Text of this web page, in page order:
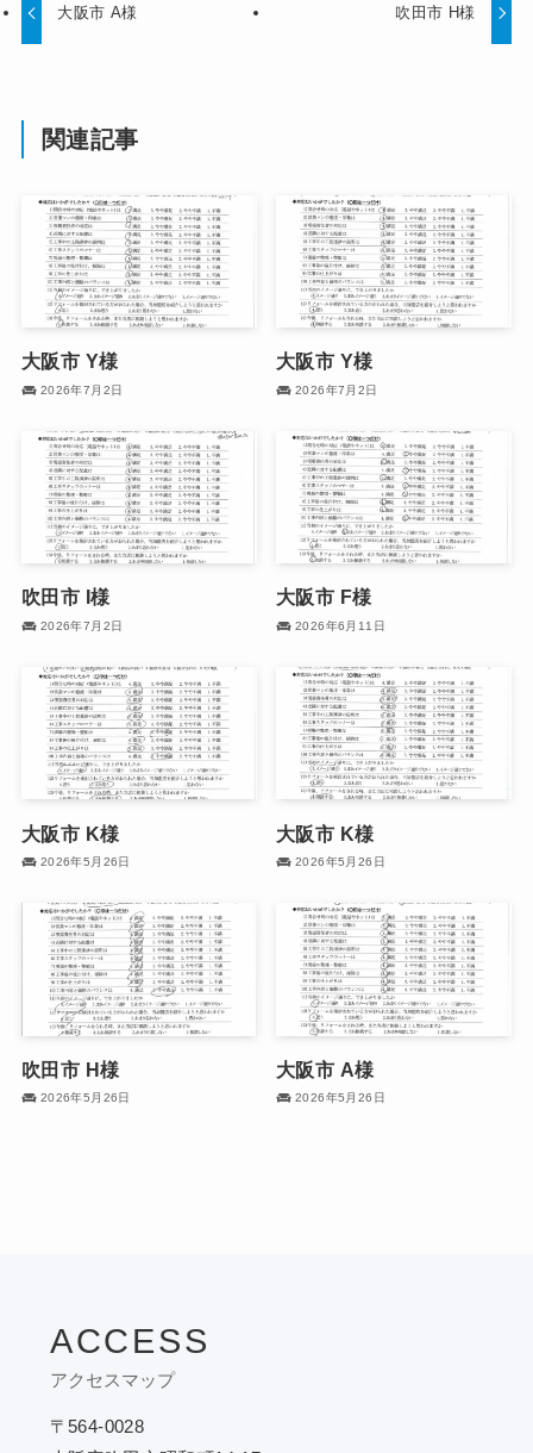
大阪市 A様 吹田市 H様
関連記事
大阪市 Y様
2026年7月2日
大阪市 Y様
2026年7月2日
吹田市 I様
2026年7月2日
大阪市 F様
2026年6月11日
大阪市 K様
2026年5月26日
大阪市 K様
2026年5月26日
吹田市 H様
2026年5月26日
大阪市 A様
2026年5月26日
ACCESS
アクセスマップ
〒564-0028